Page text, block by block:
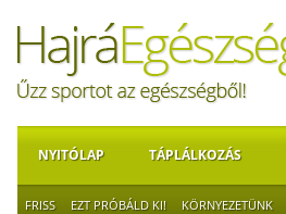
NYITÓLAP TÁPLÁLKOZÁS
FRISS EZT PRÓBÁLD KI! KÖRNYEZETÜNK